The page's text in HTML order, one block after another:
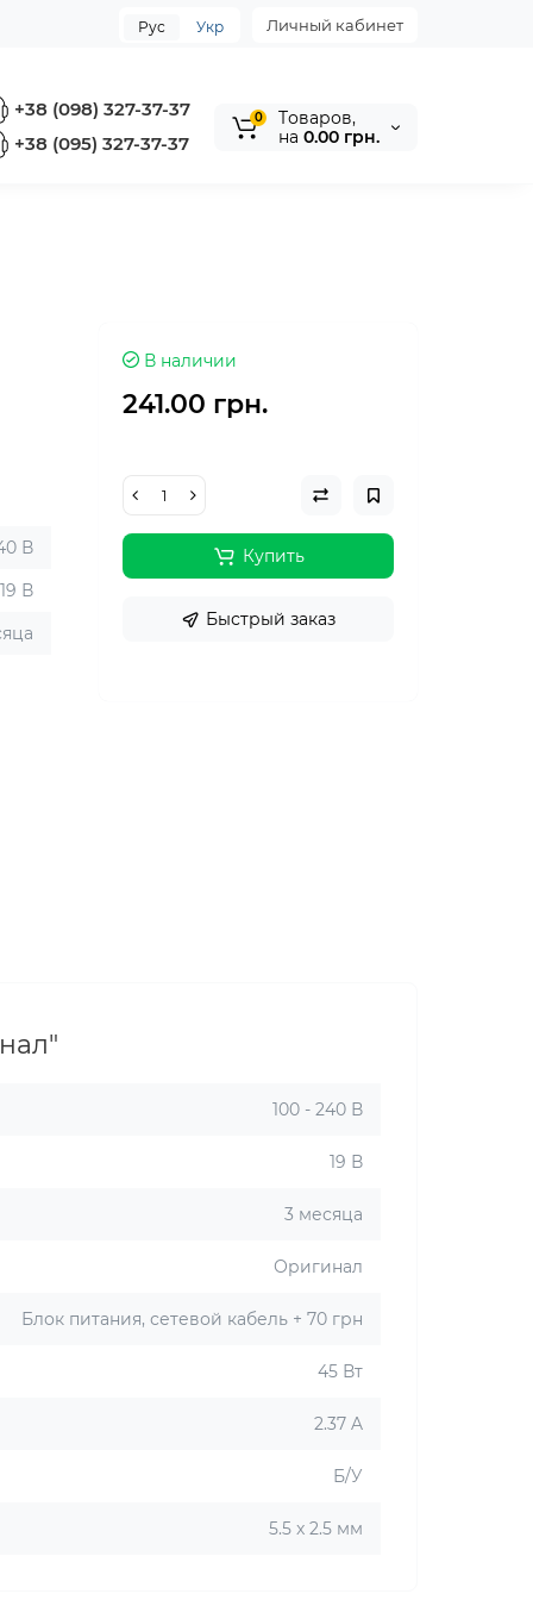
Личный кабинет
Рус Укр
+38 (098) 327-37-37
+38 (095) 327-37-37
0
Tоваров,
на 0.00 грн.
В
19 В
В наличии
241.00 грн.
Купить
Быстрый заказ
100 - 240 В
19 В
3 месяца
Оригинал
Блок питания, сетевой кабель + 70 грн
45 Вт
2.37 A
Б/У
5.5 x 2.5 мм